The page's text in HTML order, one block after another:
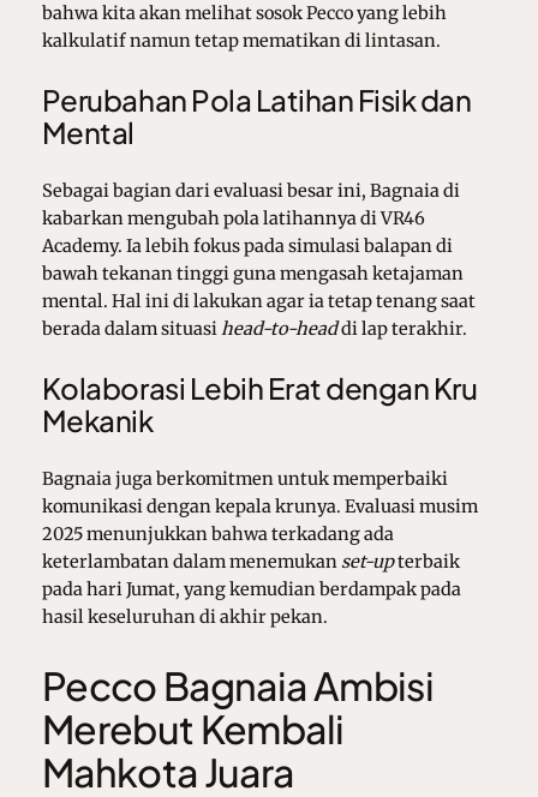
bahwa kita akan melihat sosok Pecco yang lebih
kalkulatif namun tetap mematikan di lintasan.
Perubahan Pola Latihan Fisik dan
Mental
Sebagai bagian dari evaluasi besar ini, Bagnaia di
kabarkan mengubah pola latihannya di VR46
Academy. Ia lebih fokus pada simulasi balapan di
bawah tekanan tinggi guna mengasah ketajaman
mental. Hal ini di lakukan agar ia tetap tenang saat
berada dalam situasihead-to-headdi lap terakhir.
Kolaborasi Lebih Erat dengan Kru
Mekanik
Bagnaia juga berkomitmen untuk memperbaiki
komunikasi dengan kepala krunya. Evaluasi musim
2025 menunjukkan bahwa terkadang ada
keterlambatan dalam menemukanset-upterbaik
pada hari Jumat, yang kemudian berdampak pada
hasil keseluruhan di akhir pekan.
Pecco Bagnaia Ambisi
Merebut Kembali
Mahkota Juara